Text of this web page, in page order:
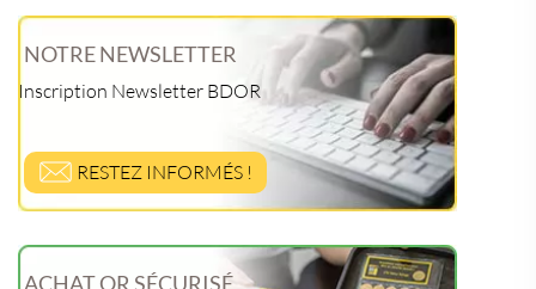
NOTRE NEWSLETTER
Inscription Newsletter BDOR
RESTEZ INFORMÉS !
ACHAT OR SÉCURISÉ